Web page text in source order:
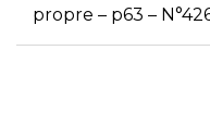
propre – p63 –